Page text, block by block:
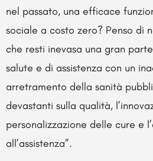
nel passato, una efficace
sociale a costo zero? Penso di
che resti inevasa una gran
salute e di assistenza con un
arretramento della sanità
devastanti sulla qualità,
personalizzazione delle cure e
all’assistenza”.